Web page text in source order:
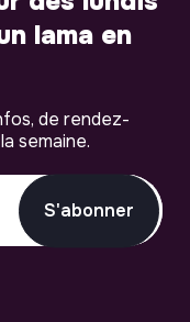
lama en
de rendez-
semaine.
S'abonner